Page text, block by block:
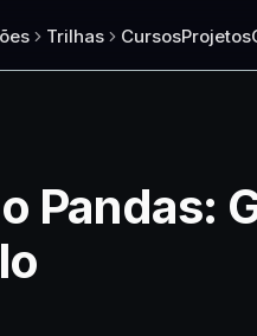
Trilhas CursosProjetos
Pandas: